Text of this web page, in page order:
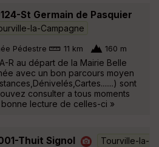
St Germain de Pasquier
la-Campagne
Pédestre 11 km 160 m
R au départ de la Mairie Belle
avec un bon parcours moyen
sont
consulter a tous moments
lecture de celles-ci »
Thuit Signol
Tourville-la-